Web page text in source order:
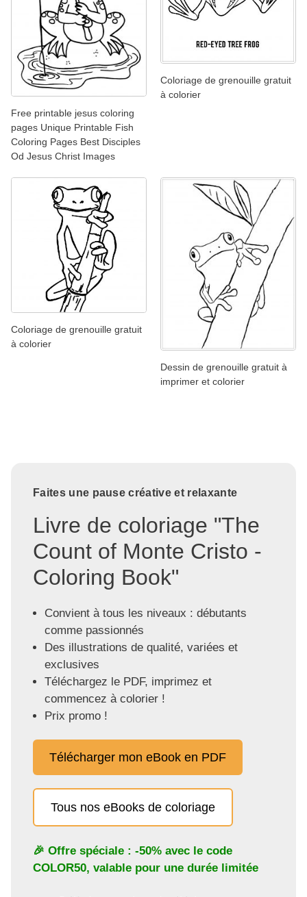
Free printable jesus coloring
pages Unique Printable Fish
Coloring Pages Best Disciples
Od Jesus Christ Images
Coloriage de grenouille gratuit
à colorier
Coloriage de grenouille gratuit
à colorier
Dessin de grenouille gratuit à
imprimer et colorier
Faites une pause créative et relaxante
Livre de coloriage "The
Count of Monte Cristo -
Coloring Book"
Convient à tous les niveaux : débutants
comme passionnés
Des illustrations de qualité, variées et
exclusives
Téléchargez le PDF, imprimez et
commencez à colorier !
Prix promo !
Télécharger mon eBook en PDF
Tous nos eBooks de coloriage
🎉 Offre spéciale : -50% avec le code
COLOR50, valable pour une durée limitée